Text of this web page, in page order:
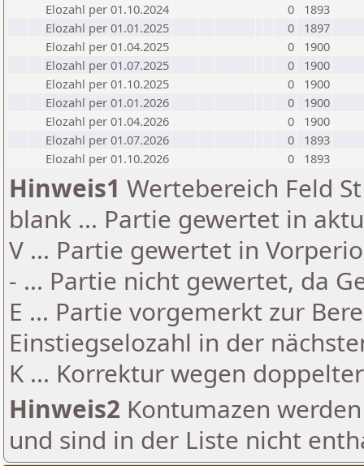
Elozahl per 01.10.2024
0
1893
Elozahl per 01.01.2025
0
1897
Elozahl per 01.04.2025
0
1900
Elozahl per 01.07.2025
0
1900
Elozahl per 01.10.2025
0
1900
Elozahl per 01.01.2026
0
1900
Elozahl per 01.04.2026
0
1900
Elozahl per 01.07.2026
0
1893
Elozahl per 01.10.2026
0 1893
Hinweis1 Wertebereich Feld
blank ... Partie gewertet in
V ... Partie gewertet in
- ... Partie nicht gewertet, da
E ... Partie vorgemerkt zur
Einstiegselozahl in der
K ... Korrektur wegen
Hinweis2 Kontumazen
und sind in der Liste nicht